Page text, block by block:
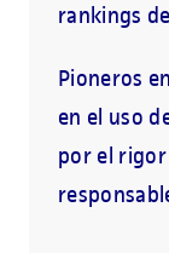
rankings
Pioneros
en el uso
por el